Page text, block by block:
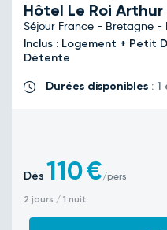
Hôtel Le Roi Arthur
Séjour France - Bretagne -
Inclus : Logement + Petit
Détente
Durées disponibles : 1
Dès 110€/pers
2 jours / 1 nuit